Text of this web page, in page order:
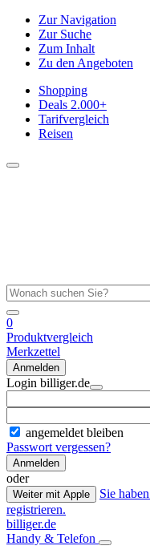
Zur Navigation
Zur Suche
Zum Inhalt
Zu den Angeboten
Shopping
Deals 2.000+
Tarifvergleich
Reisen
0
Produktvergleich
Merkzettel
Anmelden
Login billiger.de
angemeldet bleiben
Passwort vergessen?
Anmelden
oder
Weiter mit Apple
Sie
registrieren.
billiger.de
Handy & Telefon